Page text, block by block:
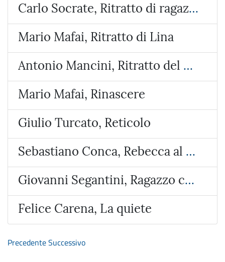
Carlo Socrate, Ritratto di ragazza con mandolino
Mario Mafai, Ritratto di Lina
Antonio Mancini, Ritratto del Marchese Antonio de Viti de Marco
Mario Mafai, Rinascere
Giulio Turcato, Reticolo
Sebastiano Conca, Rebecca al pozzo
Giovanni Segantini, Ragazzo che munge nella stalla
Felice Carena, La quiete
PrecedenteSuccessivo